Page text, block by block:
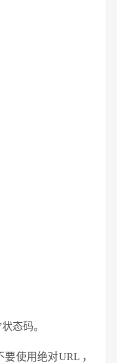
状态码。
要使用绝对URL ，